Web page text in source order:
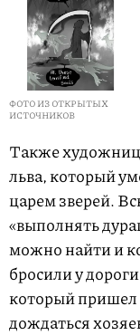
ФОТО ИЗ ОТКРЫТЫХ
ИСТОЧНИКОВ
Также
льва, который
царем зверей.
«выполнять
можно найти и
бросили у
который пришел
дождаться